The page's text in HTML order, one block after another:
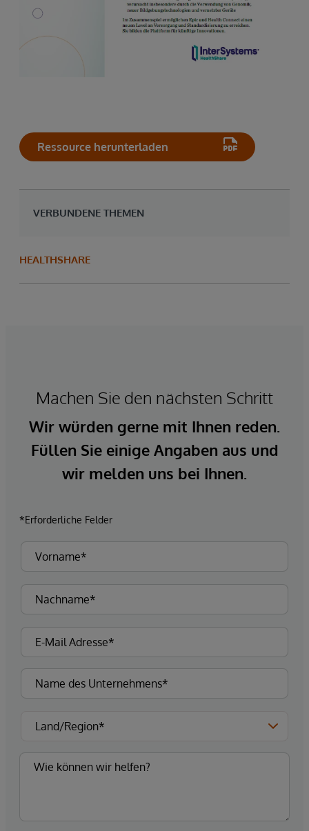
Ressource herunterladen
VERBUNDENE THEMEN
HEALTHSHARE
Machen Sie den nächsten Schritt
Wir würden gerne mit Ihnen reden.
Füllen Sie einige Angaben aus und
wir melden uns bei Ihnen.
*Erforderliche Felder